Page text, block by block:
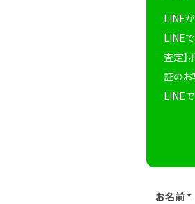
LINE
LINE
査定】
証のお
LINE
お名前 *